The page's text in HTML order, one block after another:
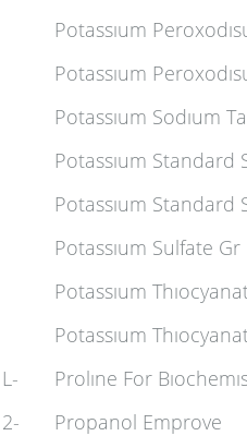
Potassıum
Potassıum
Potassıum Sodıum
Potassıum Standard
Potassıum Standard
Potassıum Sulfate
Potassıum
Potassıum
L-
Prolıne For
2-
Propanol Emprove